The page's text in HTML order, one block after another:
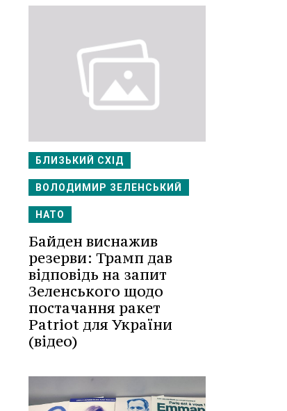
БЛИЗЬКИЙ СХІД
ВОЛОДИМИР ЗЕЛЕНСЬКИЙ
НАТО
Байден виснажив
резерви: Трамп дав
відповідь на запит
Зеленського щодо
постачання ракет
Patriot для України
(відео)